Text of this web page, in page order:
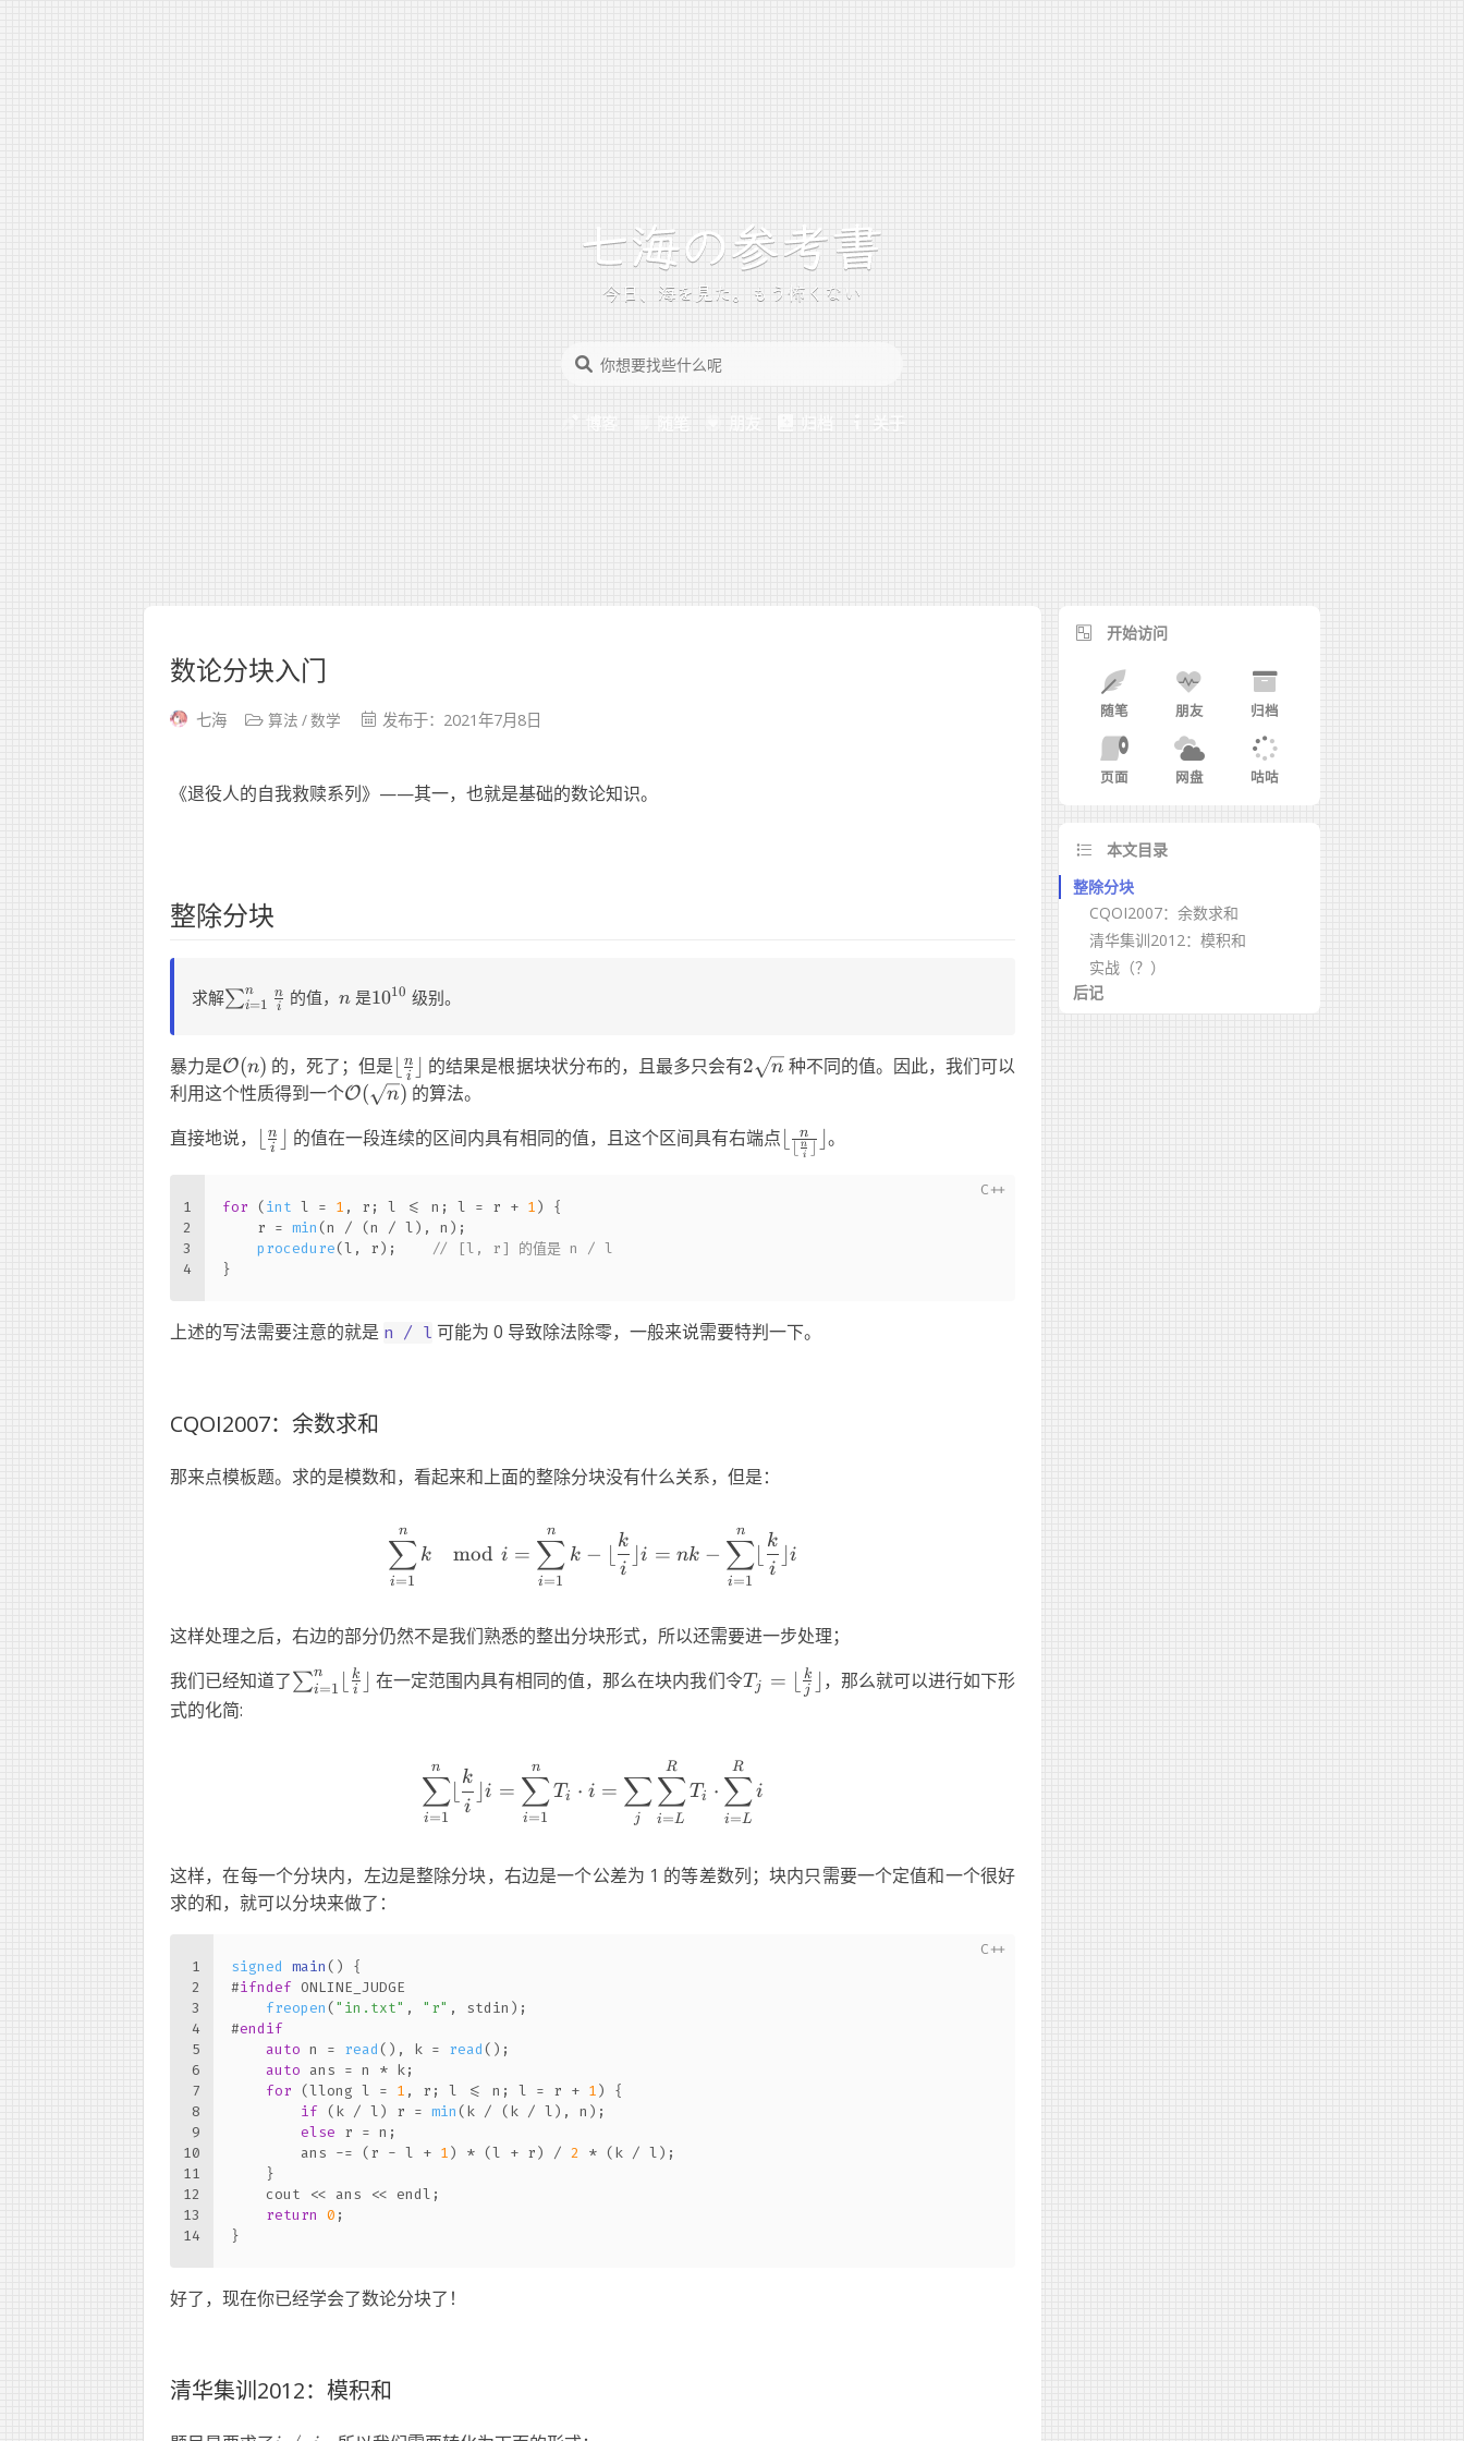
今日、海を見た。もう怖くない
博客 随笔 朋友 归档 关于
数论分块入门
七海 算法 数学 发布于：2021年7月8日
《退役人的自我救赎系列》——其一，也就是基础的数论知识。
整除分块
求解\sum_{i=1}^n
\frac{n}i
∑i=1
n
i
n 的值，n
n 是10^{10}
1010 级别。
暴力是\mathcal{O}
(n)
O(n) 的，死了；但是\lfloor
\frac{n}i\rfloor
⌊ i
n 的结果是根据块状分布的，且最多只会有2\sqrt{n}
2 n种不同的值。因此，我们可以
利用这个性质得到一个\mathcal{O}
O( n) 的算法。
直接地说， \lfloor
i
n 的值在一段连续的区间内具有相同的值，且这个区间具有右端点\lfloor \frac{n}
{\lfloor\frac{n}i\rfloor}\rfloor
i
n
n ⌋。
1
2
3
4
for (int l = 1 , r; l <= n; l = r + 1) {
    r =
min(n / (n / l), n);
procedure
// [l, r] 的值是 n / l
}
上述的写法需要注意的就是 n / l 可能为 0 导致除法除零，一般来说需要特判一下。
CQOI2007：余数求和
那来点模板题。求的是模数和，看起来和上面的整除分块没有什么关系，但是：
\sum_{i=1}^n k\mod i = \sum_{i=1}^n k - \lfloor\frac{k}i\rfloor i = nk -
i=1
∑
n
k mod i =
i=1
∑
n
k −
i
k
⌋i = nk −
i=1
∑
n
i
k
i
这样处理之后，右边的部分仍然不是我们熟悉的整出分块形式，所以还需要进一步处理；
我们已经知道了\sum_{i=1}^n
∑i=1
n
i
k 在一定范围内具有相同的值，那么在块内我们令T_j =
\lfloor\frac{k}j\rfloor
T j = j
k
，那么就可以进行如下形
式的化简:
\sum_{i=1}^n \lfloor\frac{k}i\rfloor i = \sum_{i=1}^n T_i\cdot i =
i=1
∑
n
i
k
⌋i =
i=1
∑
n
Ti ⋅ i =
j
∑
i=L
∑
R
Ti ⋅
i=L
∑
R
i
这样，在每一个分块内，左边是整除分块，右边是一个公差为 1 的等差数列；块内只需要一个定值和一个很好
求的和，就可以分块来做了：
1
2
3
4
5
6
7
8
9
10
11
12
13
14
signed main()
{
#ifndef ONLINE_JUDGE
freopen("in.txt" , "r" , stdin);
#endif
auto n = read(), k = read();
auto ans = n * k;
for (llong l = 1 , r; l <= n; l = r + 1) {
if (k / l) r = min(k / (k / l), n);
else r = n;
        ans -= (r - l +
1) * (l + r) / 2 * (k / l);
    }
    cout << ans << endl;
return 0 ;
}
好了，现在你已经学会了数论分块了！
清华集训2012：模积和
开始访问
随笔 朋友 归档
页面 网盘 咕咕
本文目录
整除分块
CQOI2007：余数求和
清华集训2012：模积和
实战（？）
后记
参考资料